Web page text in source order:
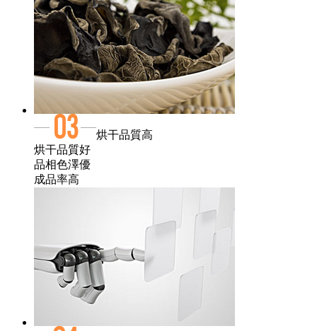
烘干品質高
烘干品質好
品相色澤優
成品率高